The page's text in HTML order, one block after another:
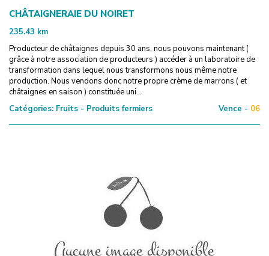
CHÂTAIGNERAIE DU NOIRET
235.43 km
Producteur de châtaignes depuis 30 ans, nous pouvons maintenant (
grâce à notre association de producteurs ) accéder à un laboratoire de
transformation dans lequel nous transformons nous même notre
production. Nous vendons donc notre propre crème de marrons ( et
châtaignes en saison ) constituée uni...
Catégories: Fruits - Produits fermiers Vence - 06